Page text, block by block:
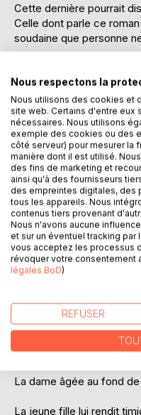
Cette dernière pourrait
Celle dont parle ce
soudaine que personne
[Quinze secondes avant
Lucien entra dans le
douter le moins du
le séparaient de la
L'Événement, c'est ainsi
appellerons l'imprévu qui
existence, et conclure
», entendre : « décider
humaine », rien de moins.
Venant consulter pour un
salle d'attente, une
levèrent les yeux vers lui.
- Bonjour ! leur dit-il.
La dame âgée au fond
La jeune fille lui rendit
Nous respectons la
Nous utilisons des cookies et
site web. Certains d'entre eux
nécessaires. Nous utilisons
exemple des cookies ou des
côté serveur) pour mesurer la
manière dont il est utilisé.
des fins de marketing et
ainsi qu'à des fournisseurs
des empreintes digitales, des
tous les appareils. Nous
contenus tiers provenant
Nous n'avons aucune
et sur un éventuel tracking
vous acceptez les processus
révoquer votre consentement
légales BoD)
REFUSER